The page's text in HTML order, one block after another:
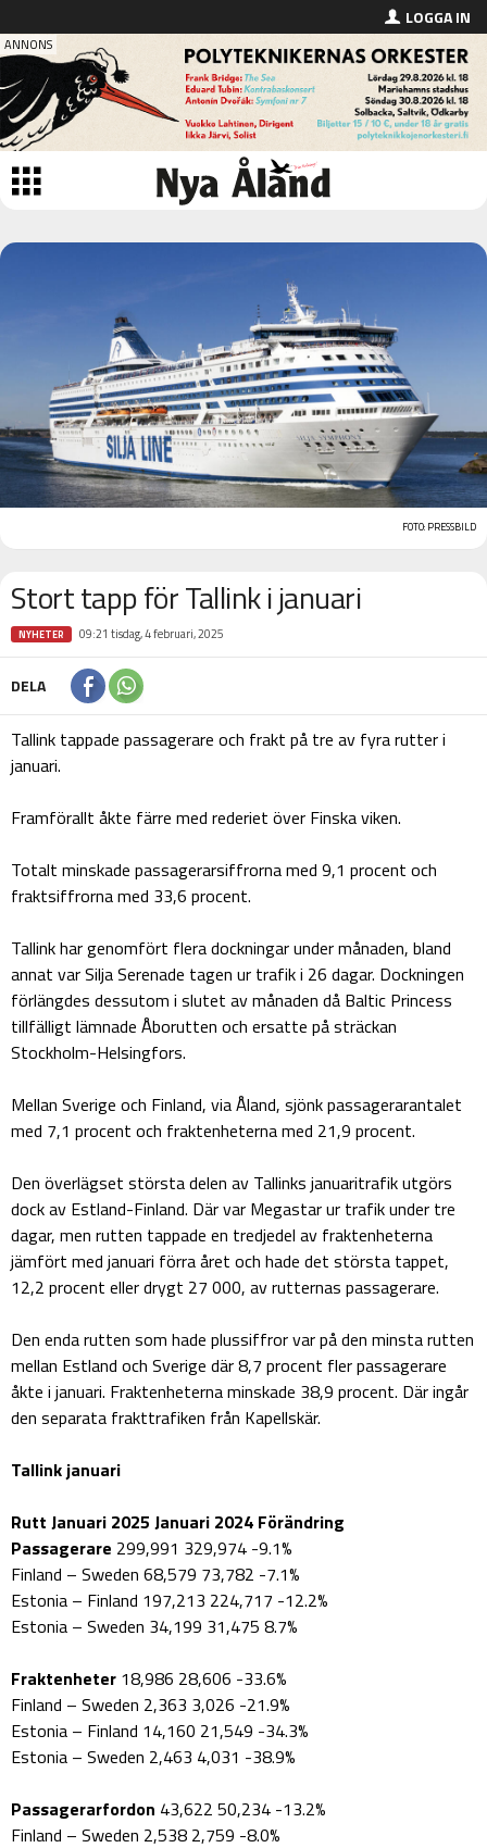
LOGGA IN
FOTO: PRESSBILD
Stort tapp för Tallink i januari
NYHETER 09:21 tisdag, 4 februari, 2025
DELA
Tallink tappade passagerare och frakt på tre av fyra rutter i
januari.
Framförallt åkte färre med rederiet över Finska viken.
Totalt minskade passagerarsiffrorna med 9,1 procent och
fraktsiffrorna med 33,6 procent.
Tallink har genomfört flera dockningar under månaden, bland
annat var Silja Serenade tagen ur trafik i 26 dagar. Dockningen
förlängdes dessutom i slutet av månaden då Baltic Princess
tillfälligt lämnade Åborutten och ersatte på sträckan
Stockholm-Helsingfors.
Mellan Sverige och Finland, via Åland, sjönk passagerarantalet
med 7,1 procent och fraktenheterna med 21,9 procent.
Den överlägset största delen av Tallinks januaritrafik utgörs
dock av Estland-Finland. Där var Megastar ur trafik under tre
dagar, men rutten tappade en tredjedel av fraktenheterna
jämfört med januari förra året och hade det största tappet,
12,2 procent eller drygt 27 000, av rutternas passagerare.
Den enda rutten som hade plussiffror var på den minsta rutten
mellan Estland och Sverige där 8,7 procent fler passagerare
åkte i januari. Fraktenheterna minskade 38,9 procent. Där ingår
den separata frakttrafiken från Kapellskär.
Tallink januari
Rutt Januari 2025 Januari 2024 Förändring
Passagerare 299,991 329,974 -9.1%
Finland – Sweden 68,579 73,782 -7.1%
Estonia – Finland 197,213 224,717 -12.2%
Estonia – Sweden 34,199 31,475 8.7%
Fraktenheter 18,986 28,606 -33.6%
Finland – Sweden 2,363 3,026 -21.9%
Estonia – Finland 14,160 21,549 -34.3%
Estonia – Sweden 2,463 4,031 -38.9%
Passagerarfordon 43,622 50,234 -13.2%
Finland – Sweden 2,538 2,759 -8.0%